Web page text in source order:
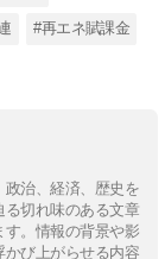
#再エネ賦課金
治、経済、歴史を
切れ味のある文章
。情報の背景や影
び上がらせる内容